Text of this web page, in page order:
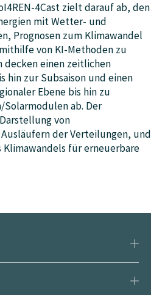
4Cast zielt darauf ab, den
mit Wetter- und
Prognosen zum Klimawandel
von KI-Methoden zu
decken einen zeitlichen
hin zur Subsaison und einen
Ebene bis hin zu
ab. Der
von
der Verteilungen, und
für erneuerbare